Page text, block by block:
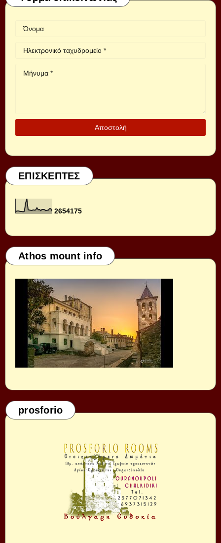
ΕΠΙΣΚΕΠΤΕΣ
2654175
Athos mount info
prosforio